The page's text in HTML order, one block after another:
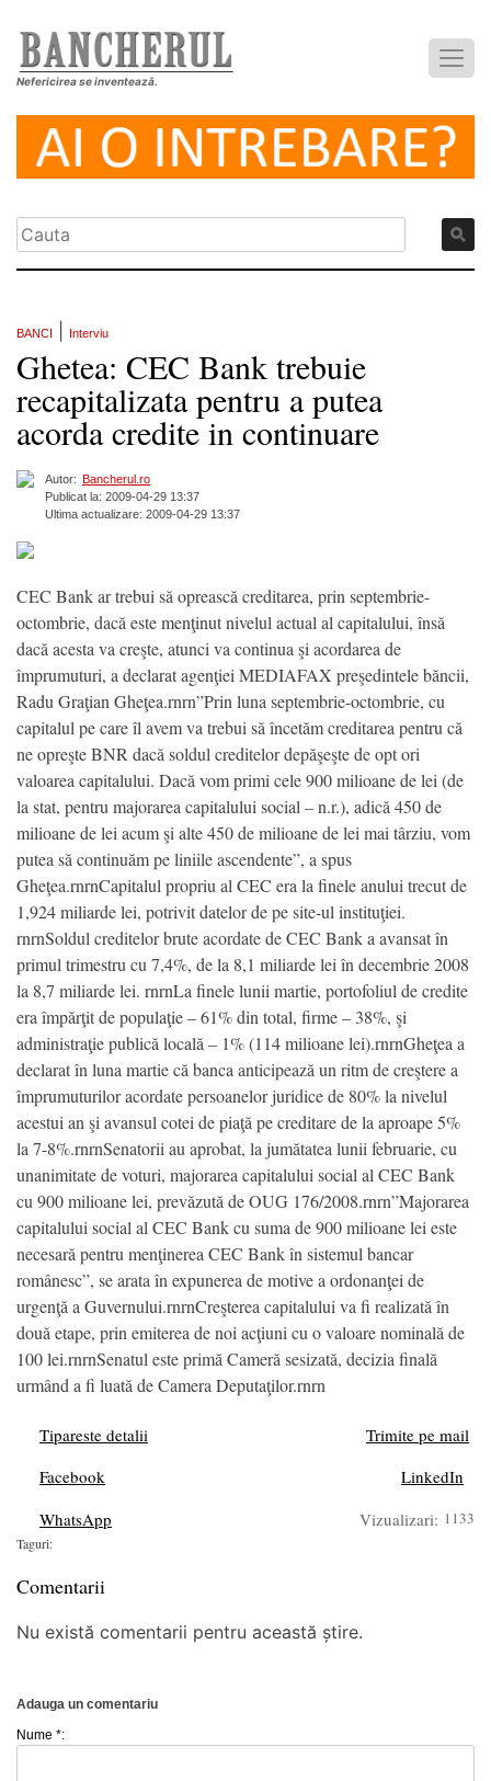
Nefericirea se inventează.
BANCI Interviu
Ghetea: CEC Bank trebuie
recapitalizata pentru a putea
acorda credite in continuare
Autor: Bancherul.ro
Publicat la: 2009-04-29 13:37
Ultima actualizare: 2009-04-29 13:37
CEC Bank ar trebui să oprească creditarea, prin septembrie-
octombrie, dacă este menţinut nivelul actual al capitalului, însă
dacă acesta va creşte, atunci va continua şi acordarea de
împrumuturi, a declarat agenţiei MEDIAFAX preşedintele băncii,
Radu Graţian Gheţea.rnrn”Prin luna septembrie-octombrie, cu
capitalul pe care îl avem va trebui să încetăm creditarea pentru că
ne opreşte BNR dacă soldul creditelor depăşeşte de opt ori
valoarea capitalului. Dacă vom primi cele 900 milioane de lei (de
la stat, pentru majorarea capitalului social – n.r.), adică 450 de
milioane de lei acum şi alte 450 de milioane de lei mai târziu, vom
putea să continuăm pe liniile ascendente”, a spus
Gheţea.rnrnCapitalul propriu al CEC era la finele anului trecut de
1,924 miliarde lei, potrivit datelor de pe site-ul instituţiei.
rnrnSoldul creditelor brute acordate de CEC Bank a avansat în
primul trimestru cu 7,4%, de la 8,1 miliarde lei în decembrie 2008
la 8,7 miliarde lei. rnrnLa finele lunii martie, portofoliul de credite
era împărţit de populaţie – 61% din total, firme – 38%, şi
administraţie publică locală – 1% (114 milioane lei).rnrnGheţea a
declarat în luna martie că banca anticipează un ritm de creştere a
împrumuturilor acordate persoanelor juridice de 80% la nivelul
acestui an şi avansul cotei de piaţă pe creditare de la aproape 5%
la 7-8%.rnrnSenatorii au aprobat, la jumătatea lunii februarie, cu
unanimitate de voturi, majorarea capitalului social al CEC Bank
cu 900 milioane lei, prevăzută de OUG 176/2008.rnrn”Majorarea
capitalului social al CEC Bank cu suma de 900 milioane lei este
necesară pentru menţinerea CEC Bank în sistemul bancar
românesc”, se arata în expunerea de motive a ordonanţei de
urgenţă a Guvernului.rnrnCreşterea capitalului va fi realizată în
două etape, prin emiterea de noi acţiuni cu o valoare nominală de
100 lei.rnrnSenatul este primă Cameră sesizată, decizia finală
urmând a fi luată de Camera Deputaţilor.rnrn
Tipareste detalii
Trimite pe mail
Facebook
LinkedIn
WhatsApp
Vizualizari: 1133
Taguri:
Comentarii
Nu există comentarii pentru această știre.
Adauga un comentariu
Nume *: